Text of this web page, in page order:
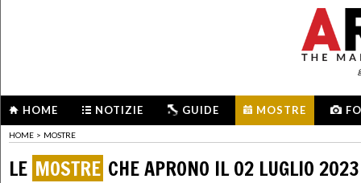
HOME NOTIZIE GUIDE MOSTRE
HOME > MOSTRE
LE MOSTRE CHE APRONO IL 02 LUGLIO 2023